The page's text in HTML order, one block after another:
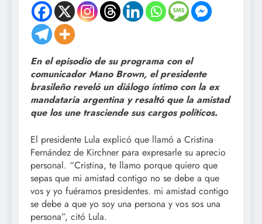
En el episodio de su programa con el
comunicador Mano Brown, el presidente
brasileño reveló un diálogo íntimo con la ex
mandataria argentina y resaltó que la amistad
que los une trasciende sus cargos políticos.
El presidente Lula explicó que llamó a Cristina
Fernández de Kirchner para expresarle su aprecio
personal. “Cristina, te llamo porque quiero que
sepas que mi amistad contigo no se debe a que
vos y yo fuéramos presidentes. mi amistad contigo
se debe a que yo soy una persona y vos sos una
persona”, citó Lula.